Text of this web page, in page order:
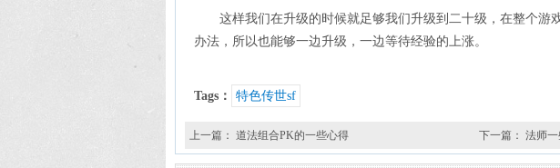
这样我们在升级的时候就足够我们升级到二十级，在整个游
办法，所以也能够一边升级，一边等待经验的上涨。
Tags： 特色传世sf
上一篇： 道法组合PK的一些心得 下一篇： 法师